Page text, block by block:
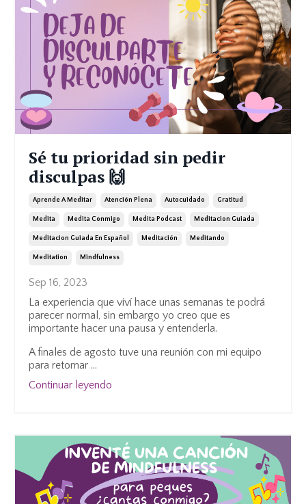
Sé tu prioridad sin pedir
disculpas 🙌
Aprende A Meditar Atención Plena Autocuidado Gratitud
Medita Medita Conmigo Medita Podcast Meditacion Guiada
Meditacion Guiada En Español Meditación Meditando
Meditation Mindfulness
Sep 16, 2023
La experiencia que viví hace unas semanas te podrá
parecer normal, sin embargo yo creo que es
importante hacer una pausa y entenderla.
A finales de agosto tuve una reunión con mi equipo
para retomar ...
Continuar leyendo